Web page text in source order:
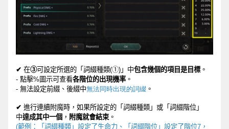
✔ 在③可設定所選的「詞綴種類(①) 」中包含幾個的項目是目標 。
- 點擊% 圖示可 查看各階位的出現機率。
- 無法設定前綴、後綴中無法同時出現的詞綴 。
✔ 進行連續附魔時，如果所設定的「詞綴種類」或「詞綴階位」
中達成其中一個 ， 附魔就會結束 。
(範例：「詞綴種類」設定了生命力、「詞綴階位」設定了階位7 ，